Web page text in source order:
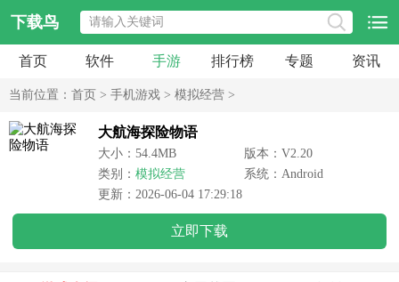
下载鸟
首页 软件 手游 排行榜 专题 资讯
当前位置： 首页 > 手机游戏 > 模拟经营 >
大航海探险物语
大小：54.4MB
版本：V2.20
类别： 模拟经营
系统：Android
更新：2026-06-04 17:29:18
立即下载